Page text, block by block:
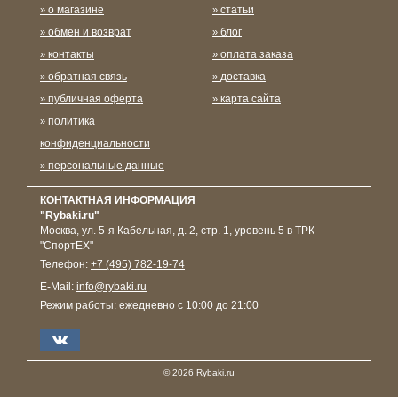
о магазине
обмен и возврат
контакты
обратная связь
публичная оферта
политика
конфиденциальности
персональные данные
статьи
блог
оплата заказа
доставка
карта сайта
КОНТАКТНАЯ ИНФОРМАЦИЯ
"Rybaki.ru"
Москва, ул. 5-я Кабельная, д. 2, стр. 1, уровень 5 в ТРК
"СпортЕХ"
Телефон: +7 (495) 782-19-74
E-Mail: info@rybaki.ru
Режим работы: ежедневно с 10:00 до 21:00
© 2026 Rybaki.ru